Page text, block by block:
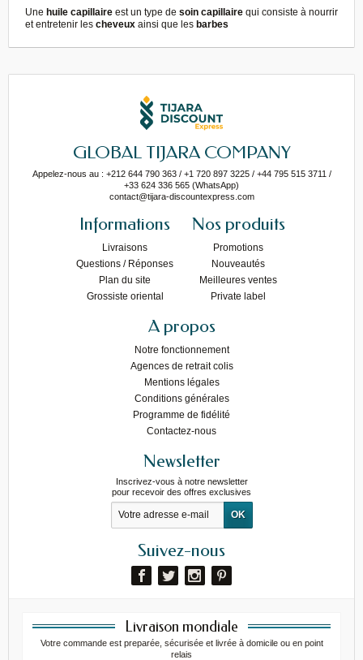
Une huile capillaire est un type de soin capillaire qui consiste à nourrir
et entretenir les cheveux ainsi que les barbes
GLOBAL TIJARA COMPANY
Appelez-nous au : +212 644 790 363 / +1 720 897 3225 / +44 795 515 3711 /
+33 624 336 565 (WhatsApp)
contact@tijara-discountexpress.com
Informations
Livraisons
Questions / Réponses
Plan du site
Grossiste oriental
Nos produits
Promotions
Nouveautés
Meilleures ventes
Private label
A propos
Notre fonctionnement
Agences de retrait colis
Mentions légales
Conditions générales
Programme de fidélité
Contactez-nous
Newsletter
Inscrivez-vous à notre newsletter
pour recevoir des offres exclusives
Suivez-nous
Livraison mondiale
Votre commande est preparée, sécurisée et livrée à domicile ou en point
relais